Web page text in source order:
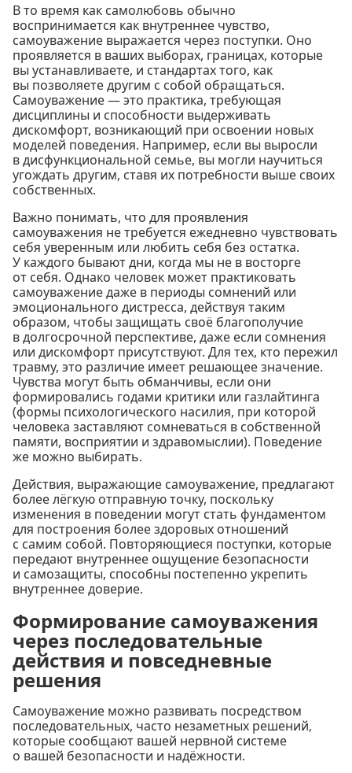
В то время как самолюбовь обычно
воспринимается как внутреннее чувство,
самоуважение выражается через поступки. Оно
проявляется в ваших выборах, границах, которые
вы устанавливаете, и стандартах того, как
вы позволяете другим с собой обращаться.
Самоуважение — это практика, требующая
дисциплины и способности выдерживать
дискомфорт, возникающий при освоении новых
моделей поведения. Например, если вы выросли
в дисфункциональной семье, вы могли научиться
угождать другим, ставя их потребности выше своих
собственных.
Важно понимать, что для проявления
самоуважения не требуется ежедневно чувствовать
себя уверенным или любить себя без остатка.
У каждого бывают дни, когда мы не в восторге
от себя. Однако человек может практиковать
самоуважение даже в периоды сомнений или
эмоционального дистресса, действуя таким
образом, чтобы защищать своё благополучие
в долгосрочной перспективе, даже если сомнения
или дискомфорт присутствуют. Для тех, кто пережил
травму, это различие имеет решающее значение.
Чувства могут быть обманчивы, если они
формировались годами критики или газлайтинга
(формы психологического насилия, при которой
человека заставляют сомневаться в собственной
памяти, восприятии и здравомыслии). Поведение
же можно выбирать.
Действия, выражающие самоуважение, предлагают
более лёгкую отправную точку, поскольку
изменения в поведении могут стать фундаментом
для построения более здоровых отношений
с самим собой. Повторяющиеся поступки, которые
передают внутреннее ощущение безопасности
и самозащиты, способны постепенно укрепить
внутреннее доверие.
Формирование самоуважения
через последовательные
действия и повседневные
решения
Самоуважение можно развивать посредством
последовательных, часто незаметных решений,
которые сообщают вашей нервной системе
о вашей безопасности и надёжности.